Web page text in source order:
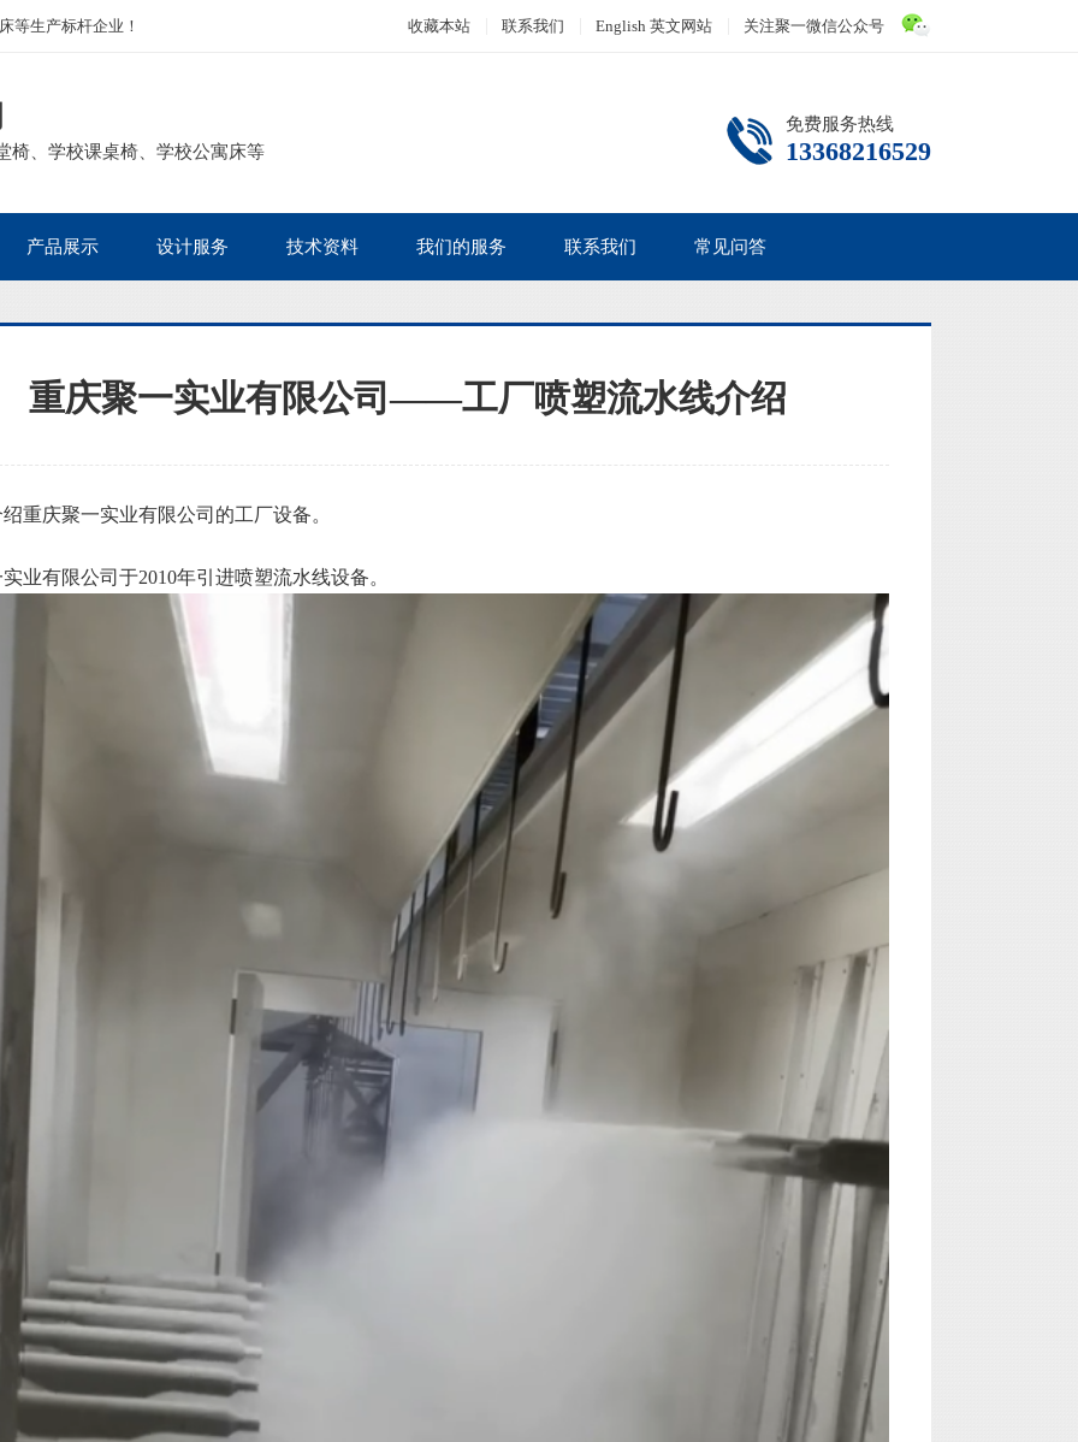
等生产标杆企业！ 收藏本站 联系我们 English 英文网站 关注聚一微信公众号
椅、学校课桌椅、学校公寓床等
免费服务热线
13368216529
产品展示 设计服务 技术资料 我们的服务 联系我们 常见问答
重庆聚一实业有限公司——工厂喷塑流水线介绍
重庆聚一实业有限公司的工厂设备。
业有限公司于2010年引进喷塑流水线设备。